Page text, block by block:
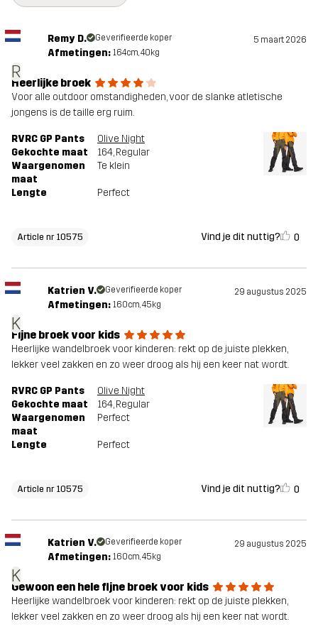
R
Remy D. Geverifieerde koper 5 maart 2026
Afmetingen: 164cm, 40kg
Heerlijke broek
Voor alle outdoor omstandigheden, voor de slanke atletische
jongens is de taille erg ruim.
RVRC GP Pants
Olive Night
Gekochte maat
164, Regular
Waargenomen
maat
Te klein
Lengte Perfect
Article nr 10575 Vind je dit nuttig? 0
K
Katrien V. Geverifieerde koper 29 augustus 2025
Afmetingen: 160cm, 45kg
Fijne broek voor kids
Heerlijke wandelbroek voor kinderen: rekt op de juiste plekken,
lekker veel zakken en zo weer droog als hij een keer nat wordt.
RVRC GP Pants
Olive Night
Gekochte maat
164, Regular
Waargenomen
maat
Perfect
Lengte Perfect
Article nr 10575 Vind je dit nuttig? 0
K
Katrien V. Geverifieerde koper 29 augustus 2025
Afmetingen: 160cm, 45kg
Gewoon een hele fijne broek voor kids
Heerlijke wandelbroek voor kinderen: rekt op de juiste plekken,
lekker veel zakken en zo weer droog als hij een keer nat wordt.